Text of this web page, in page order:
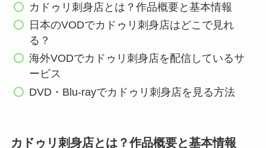
カドゥリ刺身店とは？作品概要と基本情報
日本のVODでカドゥリ刺身店はどこで見れ
る？
海外VODでカドゥリ刺身店を配信しているサ
ービス
DVD・Blu-rayでカドゥリ刺身店を見る方法
カドゥリ刺身店とは？作品概要と基本情報